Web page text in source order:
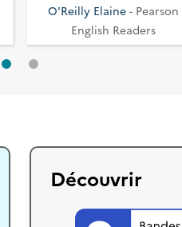
O'Reilly Elaine - Pearson
English Readers
Découvrir